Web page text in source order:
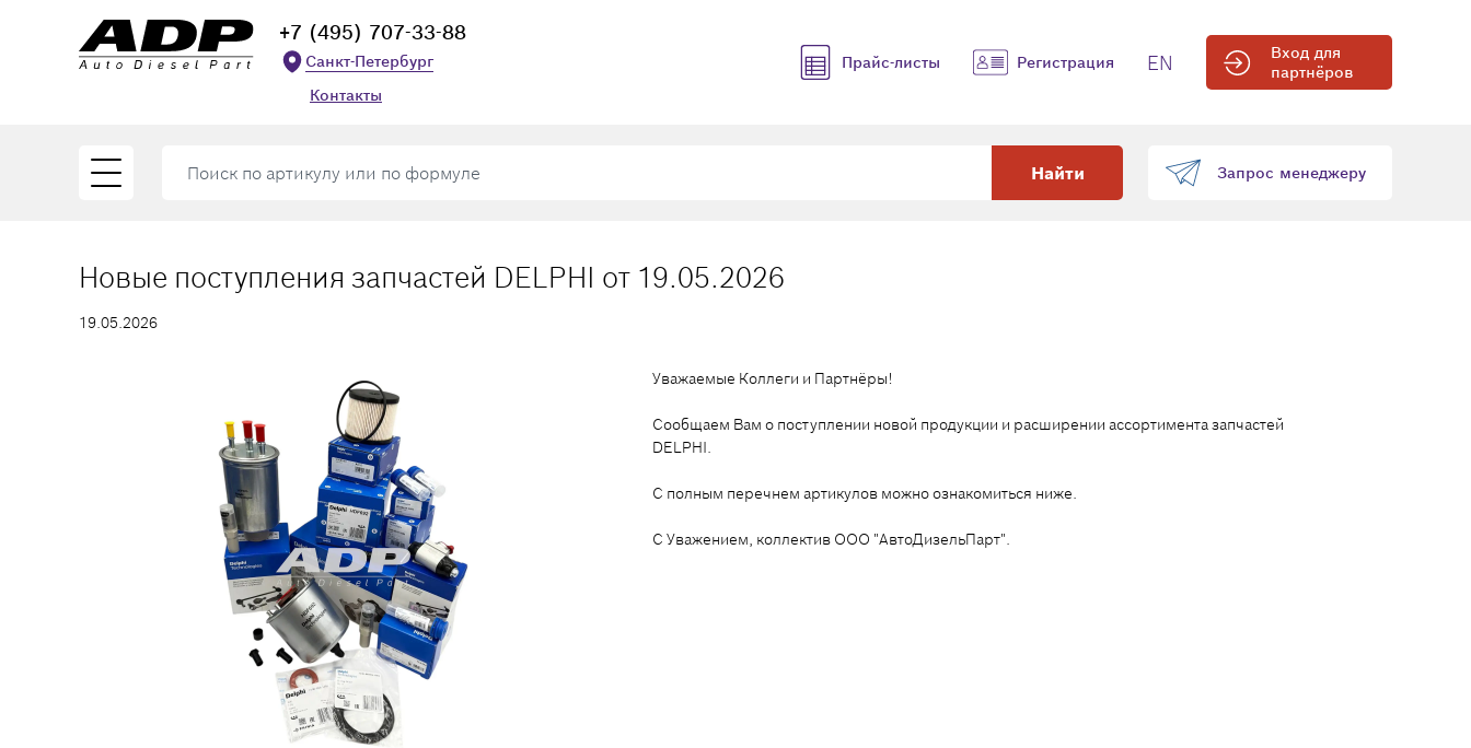
+7 (495) 707-33-88
Санкт-Петербург
Контакты
Прайс-листы Регистрация EN
Вход для
партнёров
Найти Запрос менеджеру
Новые поступления запчастей DELPHI от 19.05.2026
19.05.2026
Уважаемые Коллеги и Партнёры!
Сообщаем Вам о поступлении новой продукции и расширении ассортимента запчастей
DELPHI.
С полным перечнем артикулов можно ознакомиться ниже.
С Уважением, коллектив ООО "АвтоДизельПарт".